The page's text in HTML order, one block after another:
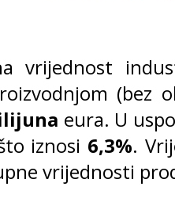
vrijednost
(bez
eura. U
iznosi 6,3%.
vrijednosti